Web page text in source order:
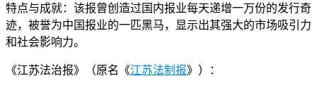
特点与成就：该报曾创造过国内报业每天递增一万份的发行奇
迹，被誉为中国报业的一匹黑马，显示出其强大的市场吸引力
和社会影响力。
《江苏法治报》（原名《江苏法制报》）：